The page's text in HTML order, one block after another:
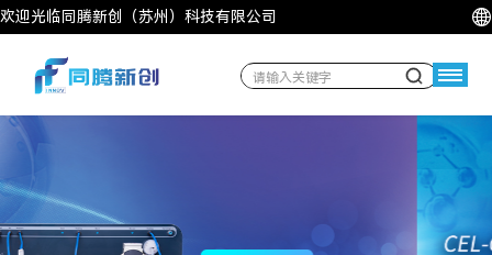
欢迎光临同腾新创（苏州）科技有限公司